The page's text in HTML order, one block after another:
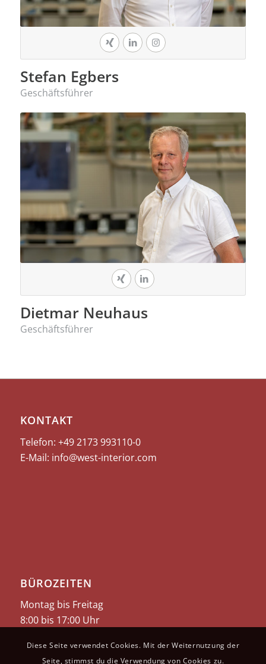
Stefan Egbers
Geschäftsführer
Dietmar Neuhaus
Geschäftsführer
KONTAKT
Telefon: +49 2173993110-0
E-Mail: info@west-interior.com
BÜROZEITEN
Montag bis Freitag
8:00 bis 17:00 Uhr
Diese Seite verwendet Cookies. Mit der Weiternutzung der
Seite, stimmst du die Verwendung von Cookies zu.